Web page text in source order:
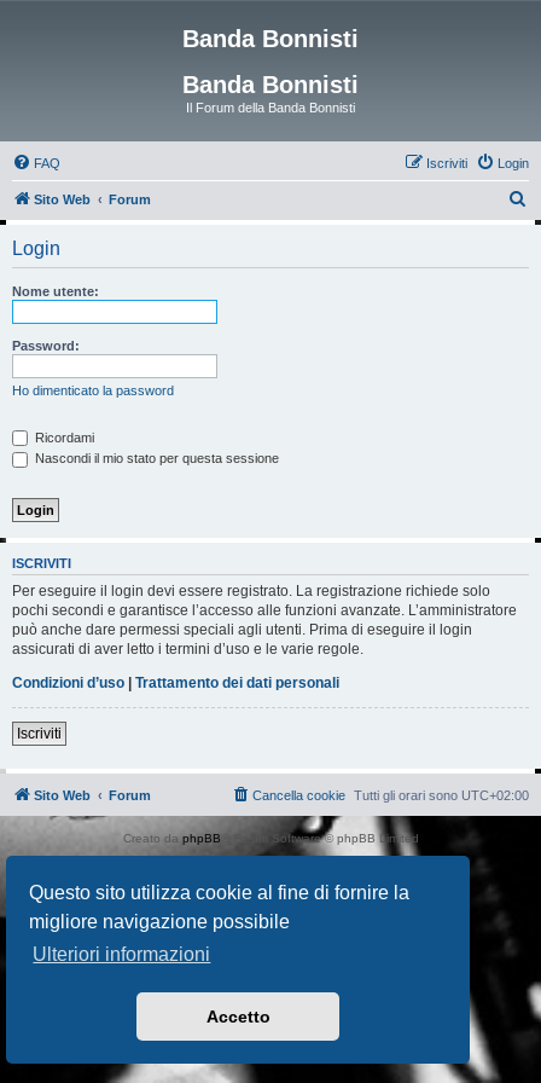
Questo sito utilizza cookie al fine di fornire la
migliore navigazione possibile
Ulteriori informazioni
Accetto
Banda Bonnisti
Banda Bonnisti
Il Forum della Banda Bonnisti
FAQ Login
Iscriviti
Sito Web Forum
Login
Nome utente:
Password:
Ho dimenticato la password
Ricordami
Nascondi il mio stato per questa sessione
ISCRIVITI
Per eseguire il login devi essere registrato. La registrazione richiede solo
pochi secondi e garantisce l’accesso alle funzioni avanzate. L’amministratore
può anche dare permessi speciali agli utenti. Prima di eseguire il login
assicurati di aver letto i termini d’uso e le varie regole.
Condizioni d’uso
Trattamento dei dati personali
Iscriviti
Sito Web Forum Tutti gli orari sono UTC+02:00
Cancella cookie
Creato da phpBB ® Forum Software © phpBB Limited
Traduzione ItalianaphpBB-Italia.it
Privacy |Condizioni